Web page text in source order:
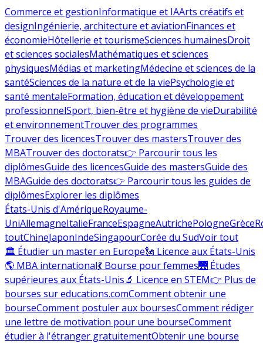
Commerce et gestionInformatique et IAArts créatifs et
designIngénierie, architecture et aviationFinances et
économieHôtellerie et tourismeSciences humainesDroit
et sciences socialesMathématiques et sciences
physiquesMédias et marketingMédecine et sciences de la
santéSciences de la nature et de la viePsychologie et
santé mentaleFormation, éducation et développement
professionnelSport, bien-être et hygiène de vieDurabilité
et environnementTrouver des programmes
Trouver des licencesTrouver des mastersTrouver des
MBATrouver des doctorats👉 Parcourir tous les
diplômesGuide des licencesGuide des mastersGuide des
MBAGuide des doctorats👉 Parcourir tous les guides de
diplômesExplorer les diplômes
États-Unis d'AmériqueRoyaume-
UniAllemagneItalieFranceEspagneAutrichePologneGrèce
toutChineJaponIndeSingapourCorée du SudVoir tout
🏛 Étudier un master en Europe🗽 Licence aux États-Unis
🌎 MBA international💃 Bourse pour femmes🌉 Études
supérieures aux États-Unis🔬 Licence en STEM👉 Plus de
bourses sur educations.comComment obtenir une
bourseComment postuler aux boursesComment rédiger
une lettre de motivation pour une bourseComment
étudier à l'étranger gratuitementObtenir une bourse